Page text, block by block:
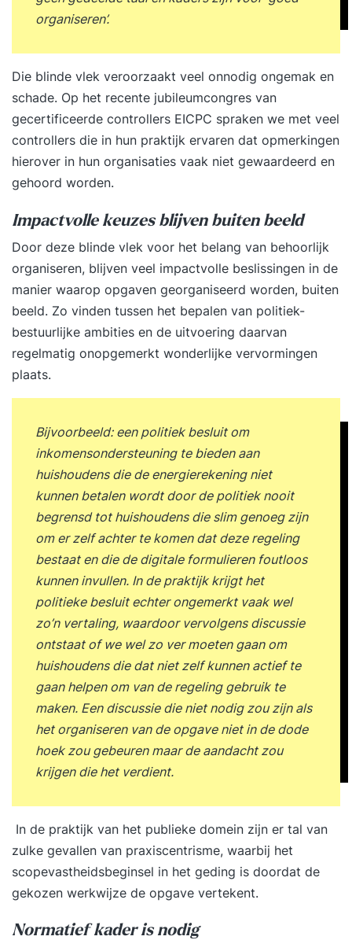
organiseren’.
Die blinde vlek veroorzaakt veel onnodig ongemak en
schade. Op het recente jubileumcongres van
gecertificeerde controllers EICPC spraken we met veel
controllers die in hun praktijk ervaren dat opmerkingen
hierover in hun organisaties vaak niet gewaardeerd en
gehoord worden.
Impactvolle keuzes blijven buiten beeld
Door deze blinde vlek voor het belang van behoorlijk
organiseren, blijven veel impactvolle beslissingen in de
manier waarop opgaven georganiseerd worden, buiten
beeld. Zo vinden tussen het bepalen van politiek-
bestuurlijke ambities en de uitvoering daarvan
regelmatig onopgemerkt wonderlijke vervormingen
plaats.
Bijvoorbeeld: een politiek besluit om
inkomensondersteuning te bieden aan
huishoudens die de energierekening niet
kunnen betalen wordt door de politiek nooit
begrensd tot huishoudens die slim genoeg zijn
om er zelf achter te komen dat deze regeling
bestaat en die de digitale formulieren foutloos
kunnen invullen. In de praktijk krijgt het
politieke besluit echter ongemerkt vaak wel
zo’n vertaling, waardoor vervolgens discussie
ontstaat of we wel zo ver moeten gaan om
huishoudens die dat niet zelf kunnen actief te
gaan helpen om van de regeling gebruik te
maken. Een discussie die niet nodig zou zijn als
het organiseren van de opgave niet in de dode
hoek zou gebeuren maar de aandacht zou
krijgen die het verdient.
In de praktijk van het publieke domein zijn er tal van
zulke gevallen van praxiscentrisme, waarbij het
scopevastheidsbeginsel in het geding is doordat de
gekozen werkwijze de opgave vertekent.
Normatief kader is nodig